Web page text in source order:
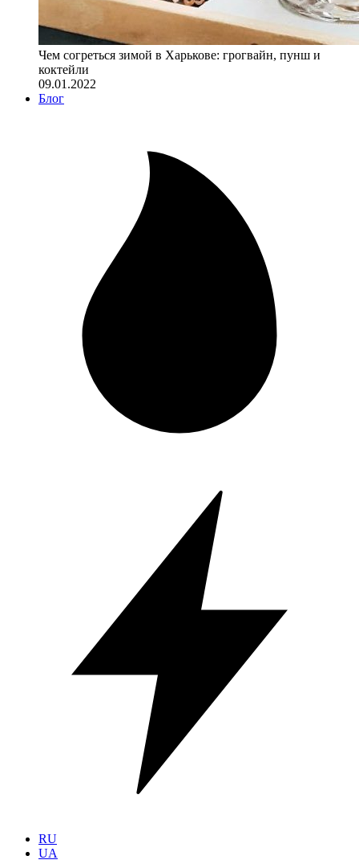
Чем согреться зимой в Харькове: грогвайн, пунш и
коктейли
09.01.2022
Блог
RU
UA